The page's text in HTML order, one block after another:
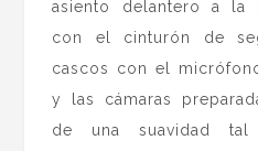
asiento delantero a la
con el cinturón de
cascos con el
y las cámaras
de una suavidad